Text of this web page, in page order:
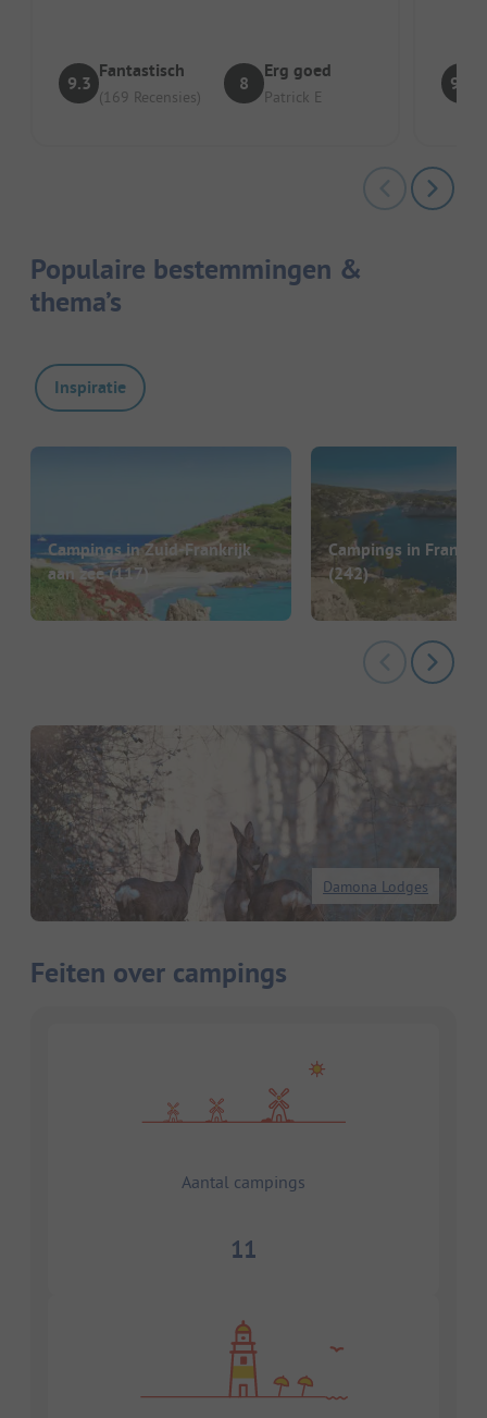
9.3
Fantastisch
(169 Recensies)
8
Erg goed
Patrick E
9.7
Populaire bestemmingen &
thema’s
Inspiratie
Campings in Zuid-Frankrijk
aan zee(117)
Campings in
(242)
Damona Lodges
Feiten over campings
Aantal campings
11